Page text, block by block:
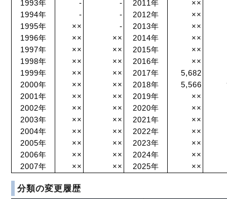
1993年
- - 2011年
××
1994年
- - 2012年
××
1995年
×× - 2013年
××
1996年
×× ×× 2014年
××
1997年
×× ×× 2015年
××
1998年
×× ×× 2016年
××
1999年
×× ×× 2017年
5,682
2000年
×× ×× 2018年 5,566
2001年
×× ×× 2019年
××
2002年
×× ×× 2020年
××
2003年
×× ×× 2021年
××
2004年
×× ×× 2022年
××
2005年
×× ×× 2023年
××
2006年
×× ×× 2024年
××
2007年
×× ×× 2025年 ××
分類の変更履歴